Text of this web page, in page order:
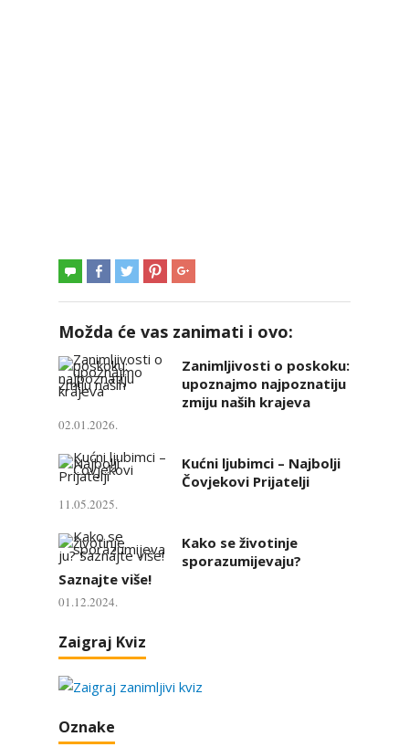
Možda će vas zanimati i ovo:
Zanimljivosti o poskoku:
upoznajmo najpoznatiju
zmiju naših krajeva
02.01.2026.
Kućni ljubimci – Najbolji
Čovjekovi Prijatelji
11.05.2025.
Kako se životinje
sporazumijevaju?
Saznajte više!
01.12.2024.
Zaigraj Kviz
Oznake